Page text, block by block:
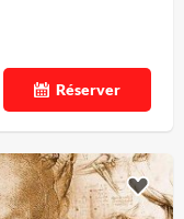
Réserver